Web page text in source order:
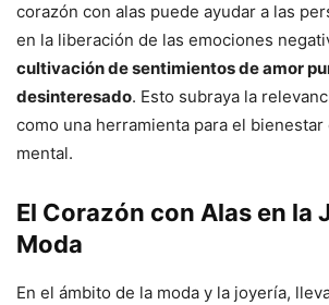
corazón con alas puede ayudar a las
en la liberación de las emociones
cultivación de sentimientos de amor
desinteresado. Esto subraya la
como una herramienta para el bienestar
mental.
El Corazón con Alas en la
Moda
En el ámbito de la moda y la joyería,